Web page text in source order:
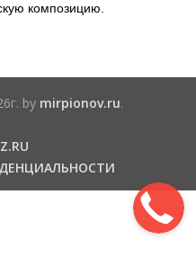
композицию.
by mirpionov.ru.